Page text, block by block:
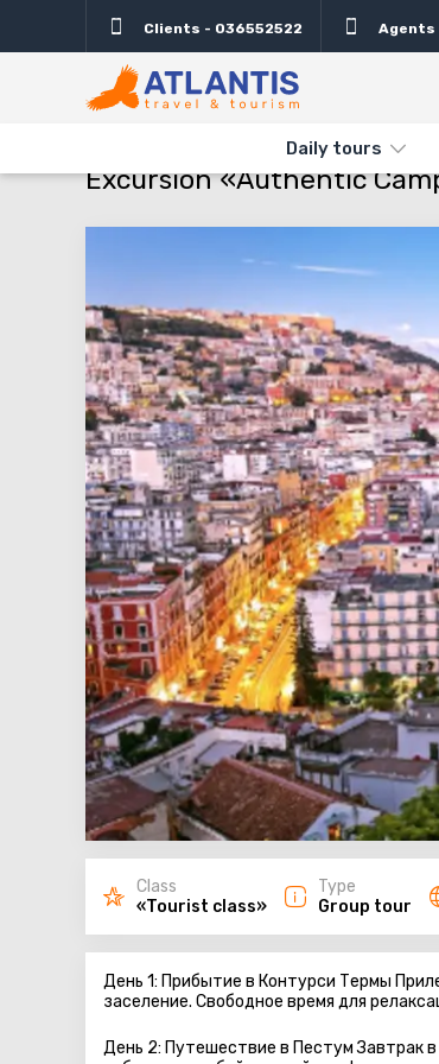
Clients - 036552522 Agents
Daily tours
TYPES AND DIRECTIONS
Excursion «Authentic
Class
«Tourist class»
Type
Group tour
День 1: Прибытие в Контурси Термы
заселение. Свободное время для
День 2: Путешествие в Пестум Завтрак
Description Departure days